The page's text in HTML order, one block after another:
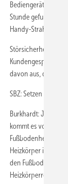
Bediengerät und
Stunde gefunkt und
Handy-Strahlung.
Störsicherheit oder
Kundengesprächen
davon aus, dass das
SBZ: Setzen Sie die
Burkhardt: Ja, und
kommt es vor, dass
Heizkörper
den
Heizkörperreglern.